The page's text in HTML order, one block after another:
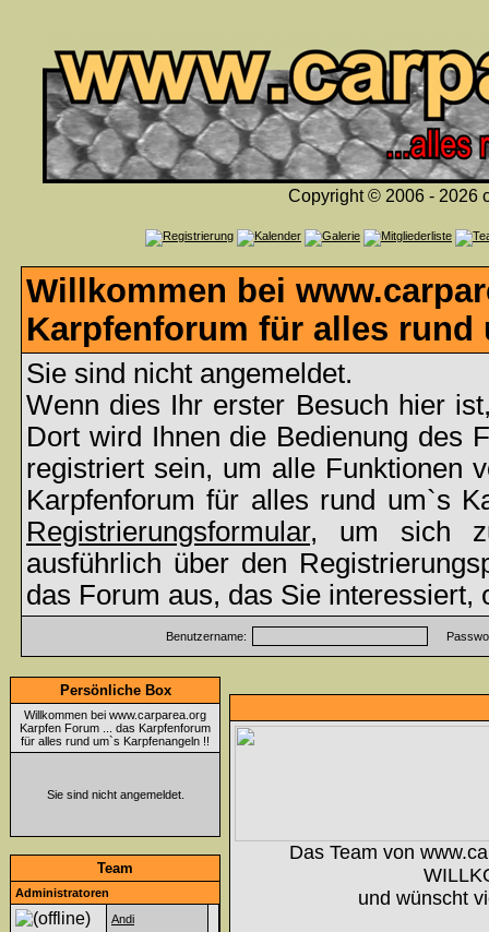
Copyright © 2006 - 2026
Willkommen bei
Karpfenforum für alles rund
Sie sind nicht angemeldet.
Wenn dies Ihr erster Besuch hier
Dort wird Ihnen die Bedienung des
registriert sein, um alle Funktionen
Karpfenforum für alles rund um`s
Registrierungsformular, um sich
ausführlich über den
das Forum aus, das Sie
Benutzername:
Persönliche Box
Willkommen bei www.carparea.org
Karpfen Forum ... das Karpfenforum
für alles rund um`s Karpfenangeln !!
Sie sind nicht angemeldet.
Team
Administratoren
Andi
Das Team von
und wünscht